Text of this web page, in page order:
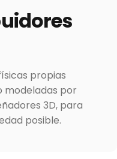
propias
modeladas por
3D, para
posible.